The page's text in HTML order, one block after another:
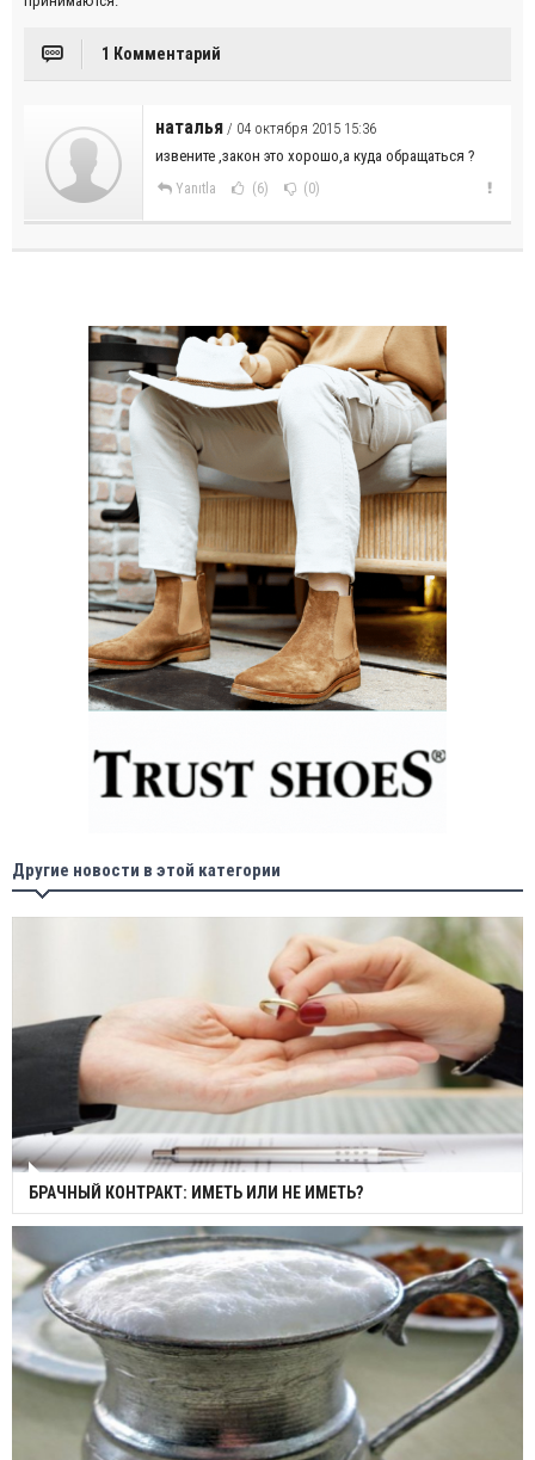
1 Комментарий
наталья / 04 октября 2015 15:36
извените ,закон это хорошо,а куда обращаться ?
Yanıtla (6) (0)
Другие новости в этой категории
БРАЧНЫЙ КОНТРАКТ: ИМЕТЬ ИЛИ НЕ ИМЕТЬ?